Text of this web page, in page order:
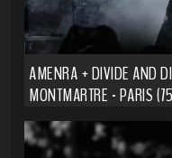
AMENRA + DIVIDE AND
MONTMARTRE - PARIS